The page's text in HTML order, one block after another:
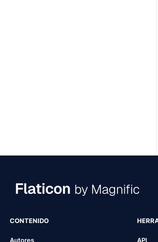
CONTENIDO
Autores API